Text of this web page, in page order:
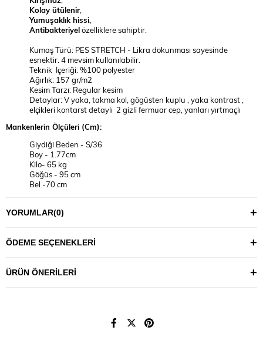
Kolay ütülenir
Yumuşaklık hissi,
Antibakteriyelözelliklere sahiptir.
Kumaş Türü: PES STRETCH - Likra dokunması sayesinde
esnektir. 4 mevsim kullanılabilir.
Teknik İçeriği: %100 polyester
Ağırlık: 157 gr/m2
Kesim Tarzı: Regular kesim
Detaylar: V yaka, takma kol, gögüsten kuplu , yaka kontrast ,
elçikleri kontarst detaylı 2 gizli fermuar cep, yanları yırtmaçlı
Mankenlerin Ölçüleri (Cm):
Giydiği Beden - S/36
Boy - 1.77cm
Kilo- 65 kg
Göğüs - 95 cm
Bel -70 cm
YIKAMA TALİMATI
Maksimum 110°C sıcaklıkla ütülenmesi tavsiye edilir.
Ürünlerin uzun ömürlü kullanımı için fazla deterjan
Not: Ürünlerde, kendi bedeninizi bulmak için aşağıdaki ölçü
YORUMLAR(0)
ÖDEME SEÇENEKLERI
ÜRÜN ÖNERILERI